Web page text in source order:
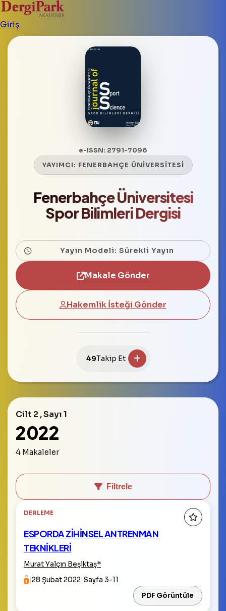
Giriş
e-ISSN: 2791-7096
YAYIMCI: FENERBAHÇE ÜNİVERSİTESİ
Fenerbahçe Üniversitesi
Spor Bilimleri Dergisi
Yayın Modeli: Sürekli Yayın
Makale Gönder
Hakemlik İsteği Gönder
49Takip Et
Cilt 2 , Sayı 1
2022
4 Makaleler
Filtrele
DERLEME
ESPORDA ZİHİNSEL ANTRENMAN
TEKNİKLERİ
Murat Yalçın Beşiktaş*
|28 Şubat 2022 Sayfa 3-11
PDF Görüntüle